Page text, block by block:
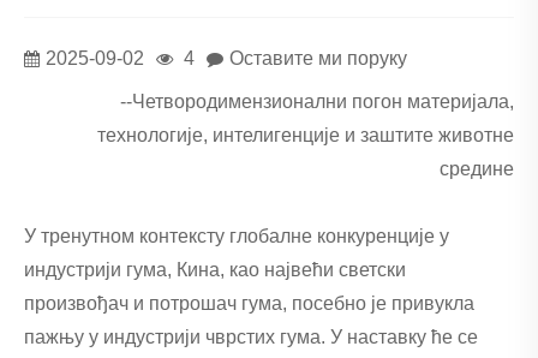
2025-09-02 4 Оставите ми поруку
--Четвородимензионални погон материјала,
технологије, интелигенције и заштите животне
средине
У тренутном контексту глобалне конкуренције у
индустрији гума, Кина, као највећи светски
произвођач и потрошач гума, посебно је привукла
пажњу у индустрији чврстих гума. У наставку ће се